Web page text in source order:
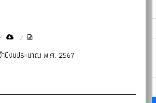
ำปีงบประมาณ พ.ศ. 2567